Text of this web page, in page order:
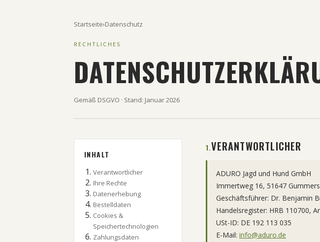
Startseite›Datenschutz
RECHTLICHES
Gemäß DSGVO · Stand: Januar 2026
INHALT
Verantwortlicher
Ihre Rechte
Datenerhebung
Bestelldaten
Cookies &
Speichertechnologien
Zahlungsdaten
1.VERANTWORTLICHER
ADURO Jagd und Hund GmbH
Immertweg 16, 51647
Geschäftsführer: Dr. Benjamin
Handelsregister: HRB 110700,
USt-ID: DE 192 113 035
E-Mail: info@aduro.de